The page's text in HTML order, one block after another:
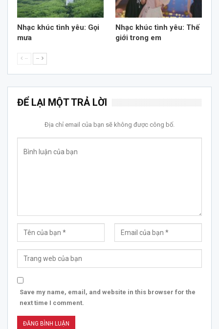
Nhạc khúc tình yêu: Gọi
mưa
Nhạc khúc tình yêu: Thế
giới trong em
-- --
ĐỂ LẠI MỘT TRẢ LỜI
Địa chỉ email của bạn sẽ không được công bố.
Save my name, email, and website in this browser for the
next time I comment.